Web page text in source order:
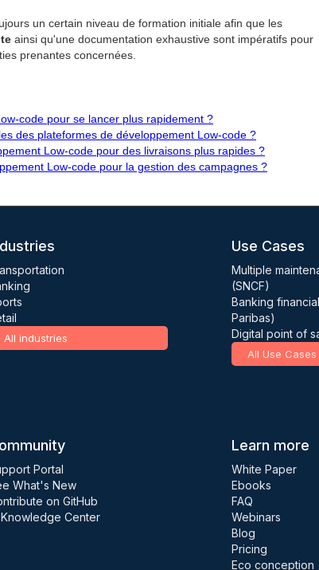
un certain niveau de formation initiale afin que les
ainsi qu'une documentation exhaustive sont impératifs pour
prenantes concernées.
code pour se lancer plus rapidement ?
des plateformes de développement Low-code ?
Low-code pour des livraisons plus rapides ?
Low-code pour la gestion des campagnes ?
All industries
Use Cases
Multiple
(SNCF)
Banking
Paribas)
Digital point of
All Use Cases
Portal
What's New
on GitHub
Knowledge Center
Learn more
White Paper
Ebooks
FAQ
Webinars
Blog
Pricing
Eco conception